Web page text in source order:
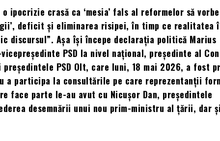
ipocrizie crasă ca ‘mesia’ fals al reformelor să
deficit și eliminarea risipei, în timp ce realitatea
discursul”. Așa își începe declarația politică Marius
PSD la nivel național, președinte al
președintele PSD Olt, care luni, 18 mai 2026, a fost
a participa la consultările pe care reprezentanții
face parte le-au avut cu Nicușor Dan, președintele
desemnării unui nou prim-ministru al țării, dar